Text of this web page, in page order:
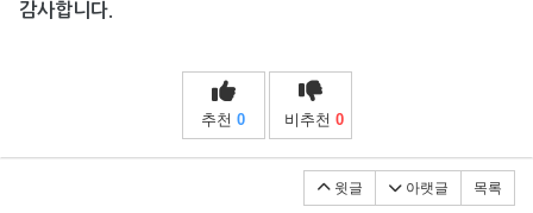
감사합니다.
추천 0 비추천 0
윗글 아랫글 목록